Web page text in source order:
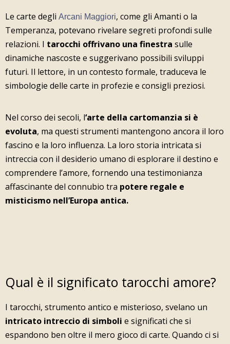
Le carte degli Arcani Maggiori, come gli Amanti o la
Temperanza, potevano rivelare segreti profondi sulle
relazioni. I tarocchi offrivano una finestra sulle
dinamiche nascoste e suggerivano possibili sviluppi
futuri. Il lettore, in un contesto formale, traduceva le
simbologie delle carte in profezie e consigli preziosi.
Nel corso dei secoli, l‘arte della cartomanzia si è
evoluta, ma questi strumenti mantengono ancora il loro
fascino e la loro influenza. La loro storia intricata si
intreccia con il desiderio umano di esplorare il destino e
comprendere l’amore, fornendo una testimonianza
affascinante del connubio tra potere regale e
misticismo nell’Europa antica.
Qual è il significato tarocchi amore?
I tarocchi, strumento antico e misterioso, svelano un
intricato intreccio di simboli e significati che si
espandono ben oltre il mero gioco di carte. Quando ci si